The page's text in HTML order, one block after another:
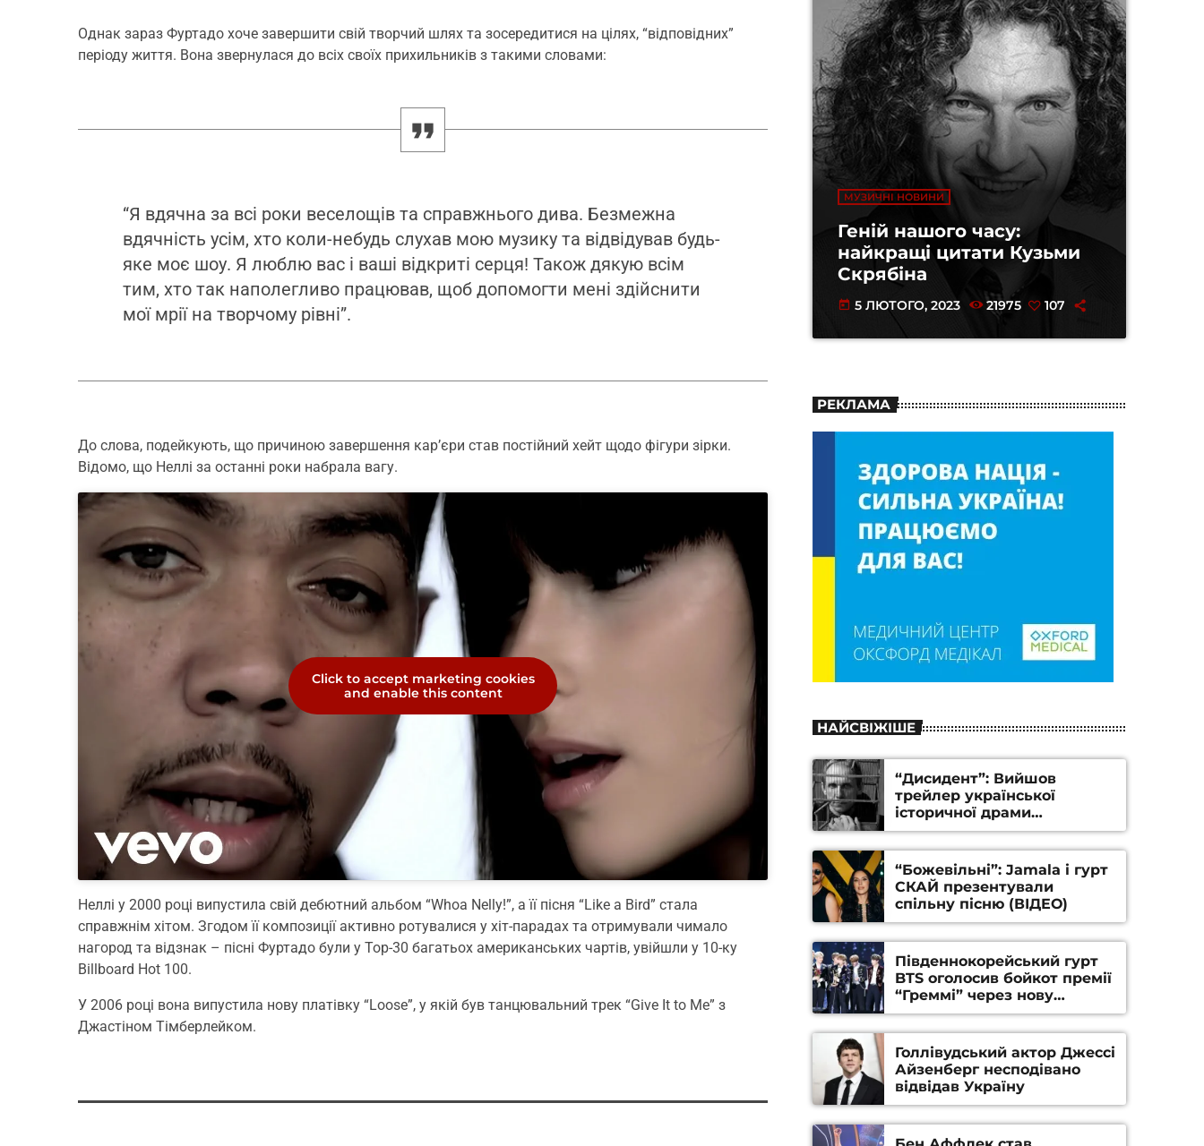
Однак зараз Фуртадо хоче завершити свій творчий шлях та зосередитися на цілях, “відповідних”
періоду життя. Вона звернулася до всіх своїх прихильників з такими словами:
“Я вдячна за всі роки веселощів та справжнього дива. Безмежна
вдячність усім, хто коли-небудь слухав мою музику та відвідував будь-
яке моє шоу. Я люблю вас і ваші відкриті серця! Також дякую всім
тим, хто так наполегливо працював, щоб допомогти мені здійснити
мої мрії на творчому рівні”.
До слова, подейкують, що причиною завершення кар’єри став постійний хейт щодо фігури зірки.
Відомо, що Неллі за останні роки набрала вагу.
Click to accept marketing cookies
and enable this content
Неллі у 2000 році випустила свій дебютний альбом “Whoa Nelly!”, а її пісня “Like a Bird” стала
справжнім хітом. Згодом її композиції активно ротувалися у хіт-парадах та отримували чимало
нагород та відзнак – пісні Фуртадо були у Тор-30 багатьох американських чартів, увійшли у 10-ку
Billboard Hot 100.
У 2006 році вона випустила нову платівку “Loose”, у якій був танцювальний трек “Give It to Me” з
Джастіном Тімберлейком.
МУЗИЧНІ НОВИНИ
Геній нашого часу:
найкращі цитати Кузьми
Скрябіна
today 5 ЛЮТОГО, 2023 21975 107
РЕКЛАМА
НАЙСВІЖІШЕ
“Дисидент”: Вийшов
трейлер української
історичної драми
Станіслава Гуренка та
Андрія Алфьорова (ВІДЕО)
“Божевільні”: Jamala і гурт
СКАЙ презентували
спільну пісню (ВІДЕО)
Південнокорейський гурт
BTS оголосив бойкот премії
“Греммі” через нову
номінацію
Голлівудський актор Джессі
Айзенберг несподівано
відвідав Україну